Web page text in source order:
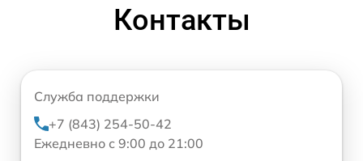
Контакты
Служба поддержки
+7 (843) 254-50-42
Ежедневно с 9:00 до 21:00